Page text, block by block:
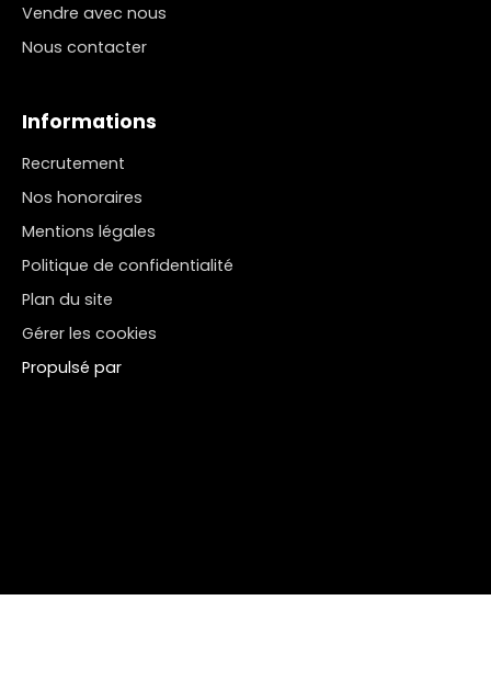
Vendre avec nous
Nous contacter
Informations
Recrutement
Nos honoraires
Mentions légales
Politique de confidentialité
Plan du site
Gérer les cookies
Propulsé par